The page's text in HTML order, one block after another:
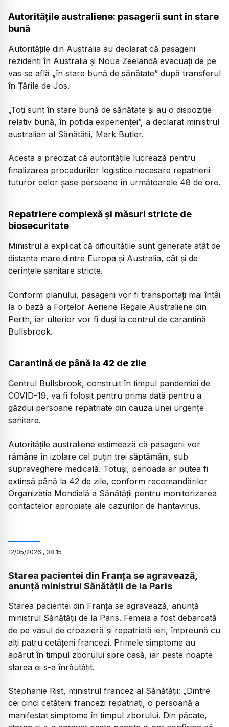
Autoritățile australiene: pasagerii sunt în stare
bună
Autoritățile din Australia au declarat că pasagerii
rezidenți în Australia și Noua Zeelandă evacuați de pe
vas se află „în stare bună de sănătate” după transferul
în Țările de Jos.
„Toți sunt în stare bună de sănătate și au o dispoziție
relativ bună, în pofida experienței”, a declarat ministrul
australian al Sănătății, Mark Butler.
Acesta a precizat că autoritățile lucrează pentru
finalizarea procedurilor logistice necesare repatrierii
tuturor celor șase persoane în următoarele 48 de ore.
Repatriere complexă și măsuri stricte de
biosecuritate
Ministrul a explicat că dificultățile sunt generate atât de
distanța mare dintre Europa și Australia, cât și de
cerințele sanitare stricte.
Conform planului, pasagerii vor fi transportați mai întâi
la o bază a Forțelor Aeriene Regale Australiene din
Perth, iar ulterior vor fi duși la centrul de carantină
Bullsbrook.
Carantină de până la 42 de zile
Centrul Bullsbrook, construit în timpul pandemiei de
COVID-19, va fi folosit pentru prima dată pentru a
găzdui persoane repatriate din cauza unei urgențe
sanitare.
Autoritățile australiene estimează că pasagerii vor
rămâne în izolare cel puțin trei săptămâni, sub
supraveghere medicală. Totuși, perioada ar putea fi
extinsă până la 42 de zile, conform recomandărilor
Organizația Mondială a Sănătății pentru monitorizarea
contactelor apropiate ale cazurilor de hantavirus.
12/05/2026 , 08:15
Starea pacientei din Franța se agravează,
anunță ministrul Sănătății de la Paris
Starea pacientei din Franța se agravează, anunță
ministrul Sănătății de la Paris. Femeia a fost debarcată
de pe vasul de croazieră și repatriată ieri, împreună cu
alți patru cetățeni francezi. Primele simptome au
apărut în timpul zborului spre casă, iar peste noapte
starea ei s-a înrăutățit.
Stephanie Rist, ministrul francez al Sănătății: „Dintre
cei cinci cetățeni francezi repatriați, o persoană a
manifestat simptome în timpul zborului. Din păcate,